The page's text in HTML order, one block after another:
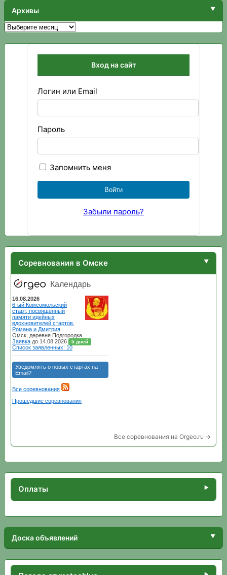
Архивы
Архивы
Вход на сайт
Логин или Email
Пароль
Запомнить меня
Забыли пароль?
Соревнования в Омске
Все соревнования на Orgeo.ru →
Оплаты
Доска объявлений